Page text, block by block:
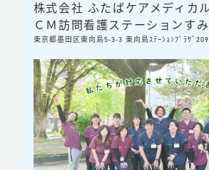
運営会社情報
サイト利用規約
医療機関登録規約
プライバシーポリシー
お気に入りクリニック一覧
お問い合わせ
株式会社 ふたばケアメディカ
ＣＭ訪問看護ステーションす
東京都墨田区東向島5-3-3 東向島ｽﾃｰｼｮﾝﾌﾟﾗｻﾞ